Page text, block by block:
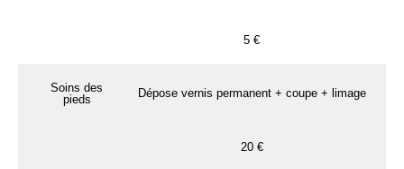
5 €
Soins des
pieds
Dépose vernis permanent + coupe + limage
20 €